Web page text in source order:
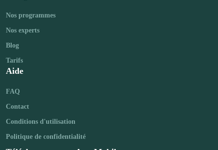
Nos programmes
Nos experts
Blog
Tarifs
Aide
FAQ
Contact
Conditions d'utilisation
Politique de confidentialité